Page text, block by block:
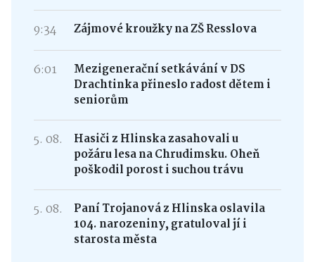
9:34 Zájmové kroužky na ZŠ Resslova
6:01
Mezigenerační setkávání v DS
Drachtinka přineslo radost dětem i
seniorům
5. 08.
Hasiči z Hlinska zasahovali u
požáru lesa na Chrudimsku. Oheň
poškodil porost i suchou trávu
5. 08.
Paní Trojanová z Hlinska oslavila
104. narozeniny, gratuloval jí i
starosta města